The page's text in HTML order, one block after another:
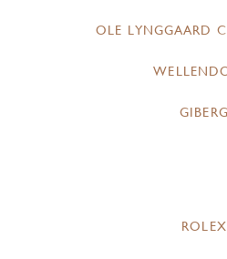
OLE LYNGGAARD
GIBERG
ROLEX